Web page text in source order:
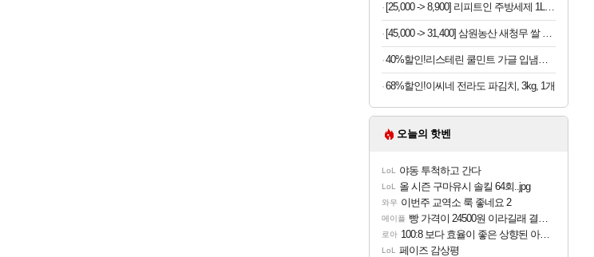
[25,000 -> 8,900] 리피트인 주방세제 1L x 2개
[45,000 -> 31,400] 삼원농산 새청무 쌀 상등급 10kg
40%할인!리스테린 쿨민트 가글 입냄새제거 구강청결제 1L, 3개
68%할인!이씨네 전라도 파김치, 3kg, 1개
오늘의 핫벤
LoL 야동 투척하고 간다
LoL 올 시즌 구마유시 솔킬 64회..jpg
와우 이번주 교역소 룩 좋네요 2
메이플 빵 가격이 24500원 이라길래 결제 취소하고 나왔다
로아 100:8 보다 효율이 좋은 상향된 아제나 ㄷㄷ
LoL 페이즈 감상평